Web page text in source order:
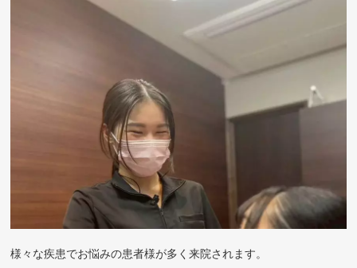
様々な疾患でお悩みの患者様が多く来院されます。